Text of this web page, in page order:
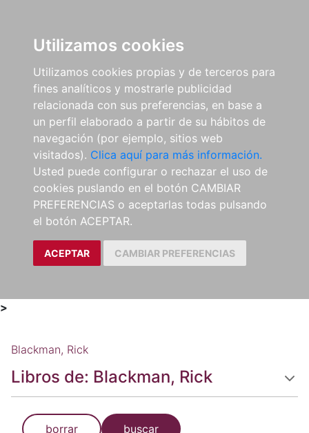
Utilizamos cookies
Utilizamos cookies propias y de terceros para
fines analíticos y mostrarle publicidad
relacionada con sus preferencias, en base a
un perfil elaborado a partir de su hábitos de
navegación (por ejemplo, sitios web
visitados). Clica aquí para más información.
Usted puede configurar o rechazar el uso de
cookies puslando en el botón CAMBIAR
PREFERENCIAS o aceptarlas todas pulsando
el botón ACEPTAR.
ACEPTAR CAMBIAR PREFERENCIAS
>
Blackman, Rick
Libros de: Blackman, Rick
borrar buscar